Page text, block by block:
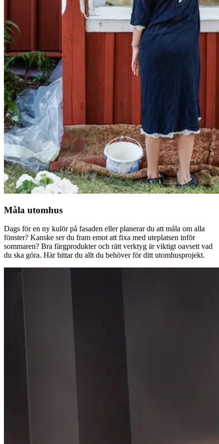
Måla utomhus
Dags för en ny kulör på fasaden eller planerar du att måla om alla
fönster? Kanske ser du fram emot att fixa med uteplatsen inför
sommaren? Bra färgprodukter och rätt verktyg är viktigt oavsett vad
du ska göra. Här hittar du allt du behöver för ditt utomhusprojekt.